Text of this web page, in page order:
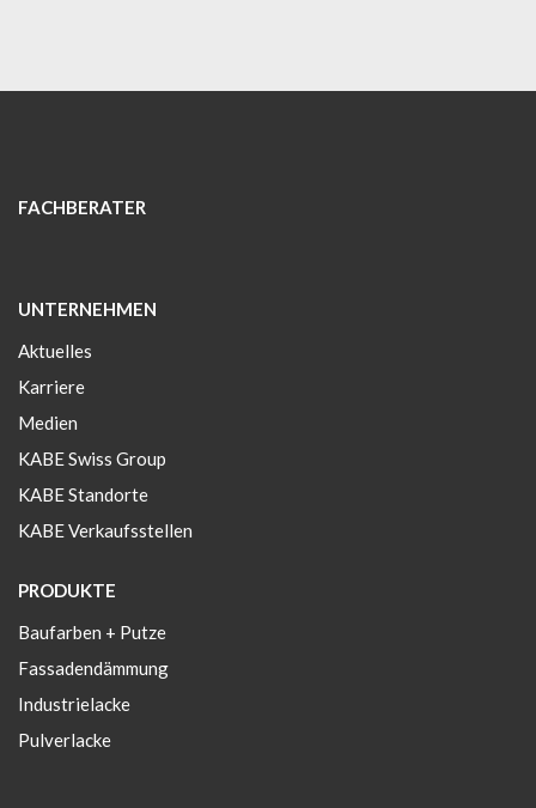
FACHBERATER
UNTERNEHMEN
Aktuelles
Karriere
Medien
KABE Swiss Group
KABE Standorte
KABE Verkaufsstellen
PRODUKTE
Baufarben + Putze
Fassadendämmung
Industrielacke
Pulverlacke